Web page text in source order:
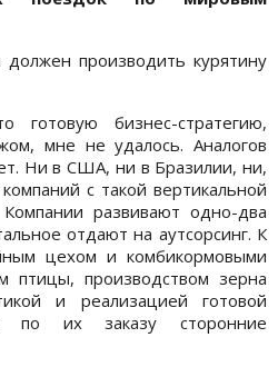
производить курятину
готовую бизнес-стратегию,
мне не удалось. Аналогов
Ни в США, ни в Бразилии, ни,
с такой вертикальной
развивают одно-два
отдают на аутсорсинг. К
цехом и комбикормовыми
птицы, производством зерна
и реализацией готовой
по их заказу сторонние